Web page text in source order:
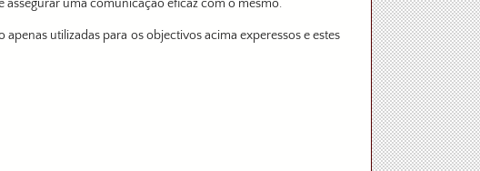
assegurar uma comunicação eficaz com o mesmo.
utilizadas para os objectivos acima experessos e estes